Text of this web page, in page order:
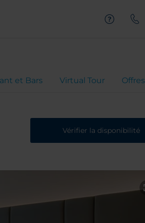
et Bars Virtual Tour Offres
Vérifier la disponibilité